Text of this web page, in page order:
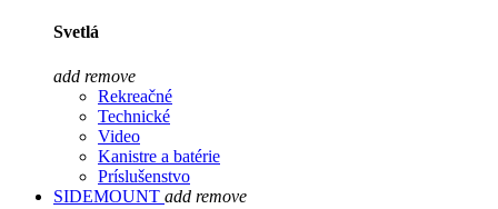
Svetlá
add remove
Rekreačné
Technické
Video
Kanistre a batérie
Príslušenstvo
SIDEMOUNT add remove